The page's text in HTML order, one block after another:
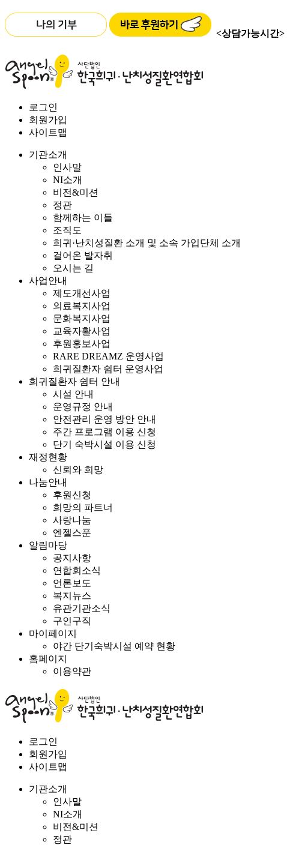
<상담가능시간>
로그인
회원가입
사이트맵
기관소개
인사말
NI소개
비전&미션
정관
함께하는 이들
조직도
희귀·난치성질환 소개 및 소속 가입단체 소개
걸어온 발자취
오시는 길
사업안내
제도개선사업
의료복지사업
문화복지사업
교육자활사업
후원홍보사업
RARE DREAMZ 운영사업
희귀질환자 쉼터 운영사업
희귀질환자 쉼터 안내
시설 안내
운영규정 안내
안전관리 운영 방안 안내
주간 프로그램 이용 신청
단기 숙박시설 이용 신청
재정현황
신뢰와 희망
나눔안내
후원신청
희망의 파트너
사랑나눔
엔젤스푼
알림마당
공지사항
연합회소식
언론보도
복지뉴스
유관기관소식
구인구직
마이페이지
야간 단기숙박시설 예약 현황
홈페이지
이용약관
로그인
회원가입
사이트맵
기관소개
인사말
NI소개
비전&미션
정관